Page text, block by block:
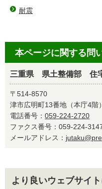
耐震
本ページに関する問
三重県 県土整備部 住
〒514-8570
津市広明町13番地（本庁4階）
電話番号： 059-224-2720
ファクス番号：059-224-
メールアドレス：
より良いウェブサイ